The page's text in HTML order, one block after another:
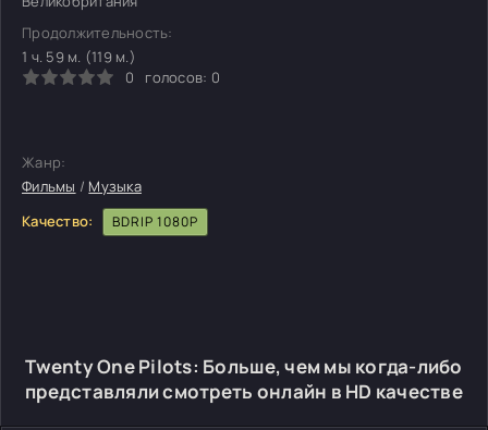
Продолжительность:
1 ч. 59 м. (119 м.)
0
голосов: 0
Жанр:
Фильмы / Музыка
Качество:
BDRIP 1080P
Twenty One Pilots: Больше, чем мы когда-либо
представляли смотреть онлайн в HD качестве